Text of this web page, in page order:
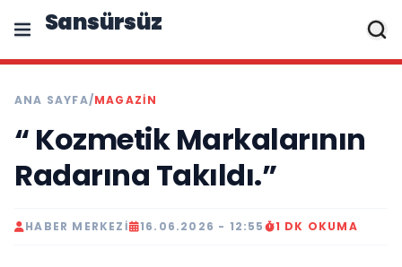
Sansürsüz
ANA SAYFA/MAGAZIN
“ Kozmetik Markalarının
Radarına Takıldı.”
HABER MERKEZI 16.06.2026 - 12:55 1 DK OKUMA